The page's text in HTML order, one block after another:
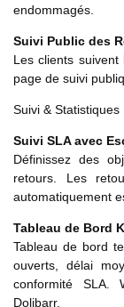
endommagés.
Suivi Public des
Les clients
page de suivi
Suivi & Statistiques
Suivi SLA avec
Définissez des
retours. Les
automatiquement
Tableau de Bord
Tableau de bord
ouverts, délai
conformité SLA.
Dolibarr.